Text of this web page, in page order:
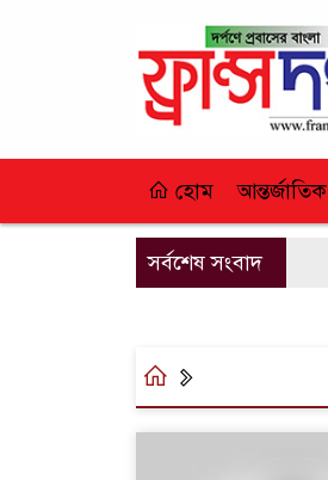
হোম আন্তর্জাতিক
সর্বশেষ সংবাদ